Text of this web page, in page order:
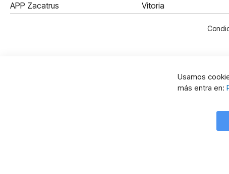
APP Zacatrus
Vitoria
Usamos
más entra en: